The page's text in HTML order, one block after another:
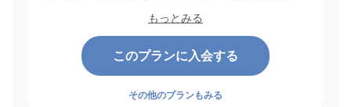
もっとみる
このプランに入会する
その他のプランもみる